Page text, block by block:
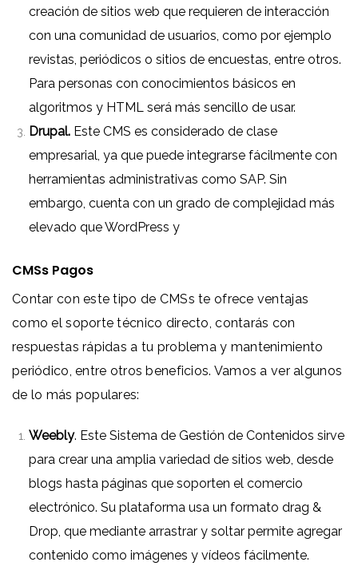
creación de sitios web que requieren de interacción
con una comunidad de usuarios, como por ejemplo
revistas, periódicos o sitios de encuestas, entre otros.
Para personas con conocimientos básicos en
algoritmos y HTML será más sencillo de usar.
Drupal. Este CMS es considerado de clase
empresarial, ya que puede integrarse fácilmente con
herramientas administrativas como SAP. Sin
embargo, cuenta con un grado de complejidad más
elevado que WordPress y
CMSs Pagos
Contar con este tipo de CMSs te ofrece ventajas
como el soporte técnico directo, contarás con
respuestas rápidas a tu problema y mantenimiento
periódico, entre otros beneficios. Vamos a ver algunos
de lo más populares:
Weebly. Este Sistema de Gestión de Contenidos sirve
para crear una amplia variedad de sitios web, desde
blogs hasta páginas que soporten el comercio
electrónico. Su plataforma usa un formato drag &
Drop, que mediante arrastrar y soltar permite agregar
contenido como imágenes y vídeos fácilmente.